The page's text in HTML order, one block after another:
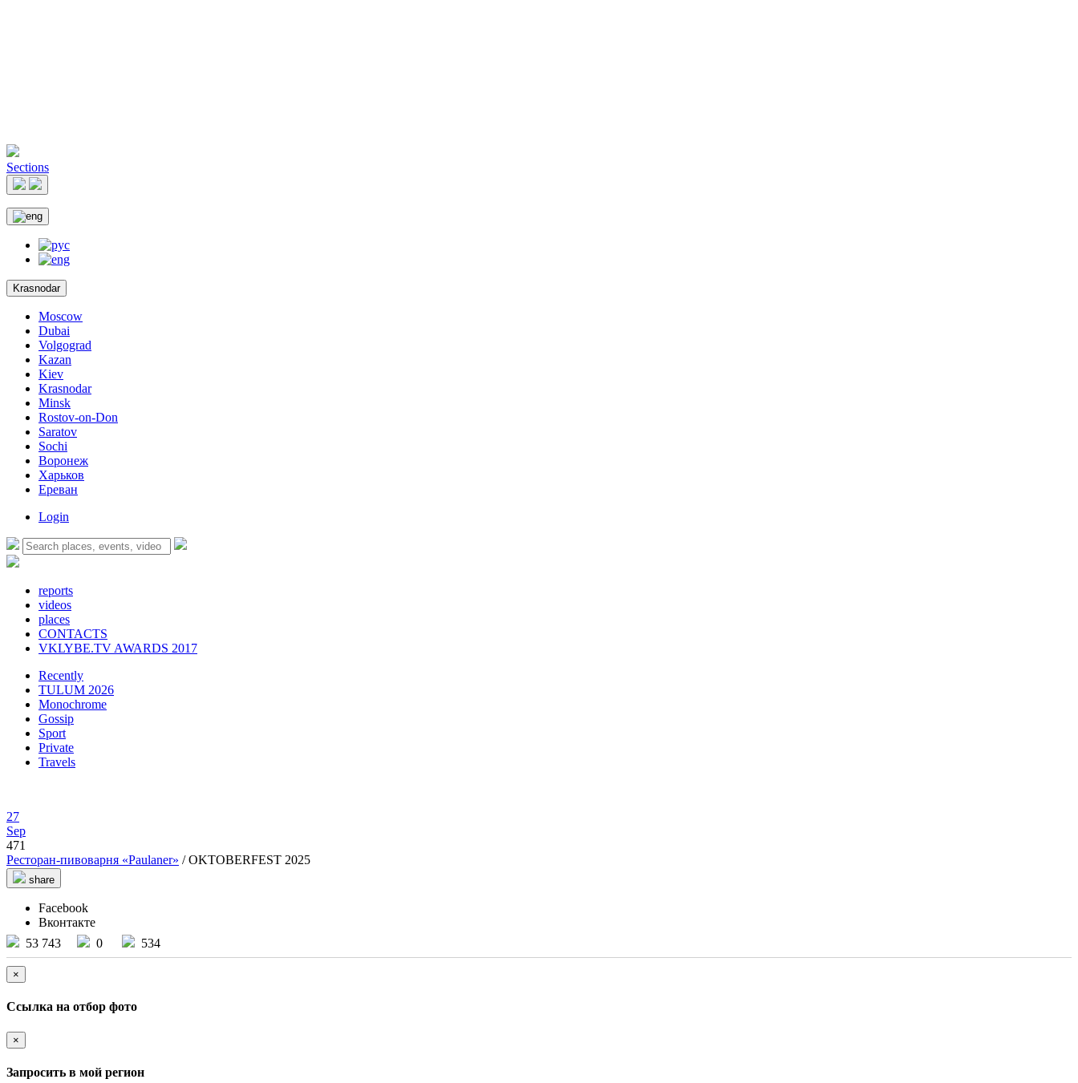
Sections
Krasnodar
Moscow
Dubai
Volgograd
Kazan
Kiev
Krasnodar
Minsk
Rostov-on-Don
Saratov
Sochi
Воронеж
Харьков
Ереван
Login
reports
videos
places
CONTACTS
VKLYBE.TV AWARDS 2017
Recently
TULUM 2026
Monochrome
Gossip
Sport
Private
Travels
27
Sep
471
Ресторан-пивоварня «Paulaner» / OKTOBERFEST 2025
share
Facebook
Вконтакте
53 743
0 534
×
Ссылка на отбор фото
×
Запросить в мой регион